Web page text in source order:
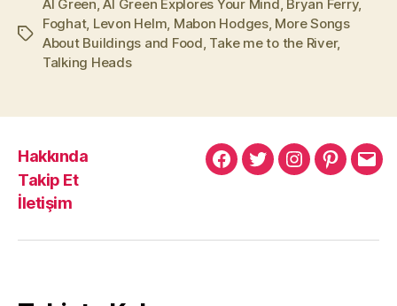
Etiketler
Al Green,Al Green Explores Your Mind, Bryan Ferry,
Foghat, Levon Helm, Mabon Hodges, More Songs
About Buildings and Food, Take me to the River,
Talking Heads
Hakkında
Takip Et
İletişim
MuratMuratMuratPinterest